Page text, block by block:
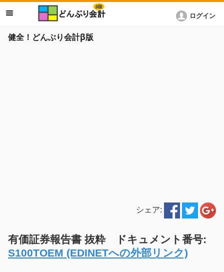
健全！どんぶり会計β版
ログイン
シェア:
有価証券報告書 抜粋 ドキュメント番号:
S100TOEM (EDINETへの外部リンク)